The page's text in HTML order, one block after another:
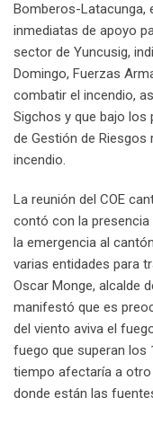
Bomberos-Latacunga,
inmediatas de apoyo
sector de Yuncusig,
Domingo, Fuerzas
combatir el incendio,
Sigchos y que bajo los
de Gestión de Riesgos
incendio.
La reunión del COE
contó con la
la emergencia al
varias entidades para
Oscar Monge, alcalde
manifestó que es
del viento aviva el
fuego que superan los
tiempo afectaría a
donde están las